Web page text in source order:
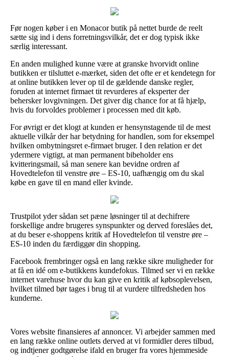
Før nogen køber i en Monacor butik på nettet burde de reelt
sætte sig ind i dens forretningsvilkår, det er dog typisk ikke
særlig interessant.
En anden mulighed kunne være at granske hvorvidt online
butikken er tilsluttet e-mærket, siden det ofte er et kendetegn for
at online butikken lever op til de gældende danske regler,
foruden at internet firmaet tit revurderes af eksperter der
behersker lovgivningen. Det giver dig chance for at få hjælp,
hvis du forvoldes problemer i processen med dit køb.
For øvrigt er det klogt at kunden er hensynstagende til de mest
aktuelle vilkår der har betydning for handlen, som for eksempel
hvilken ombytningsret e-firmaet bruger. I den relation er det
ydermere vigtigt, at man permanent bibeholder ens
kvitteringsmail, så man senere kan bevidne ordren af
Hovedtelefon til venstre øre – ES-10, uafhængig om du skal
købe en gave til en mand eller kvinde.
Trustpilot yder sådan set pæne løsninger til at dechifrere
forskellige andre brugeres synspunkter og derved foreslåes det,
at du beser e-shoppens kritik af Hovedtelefon til venstre øre –
ES-10 inden du færdiggør din shopping.
Facebook frembringer også en lang række sikre muligheder for
at få en idé om e-butikkens kundefokus. Tilmed ser vi en række
internet varehuse hvor du kan give en kritik af købsoplevelsen,
hvilket tilmed bør tages i brug til at vurdere tilfredsheden hos
kunderne.
Vores website finansieres af annoncer. Vi arbejder sammen med
en lang række online outlets derved at vi formidler deres tilbud,
og indtjener godtgørelse ifald en bruger fra vores hjemmeside